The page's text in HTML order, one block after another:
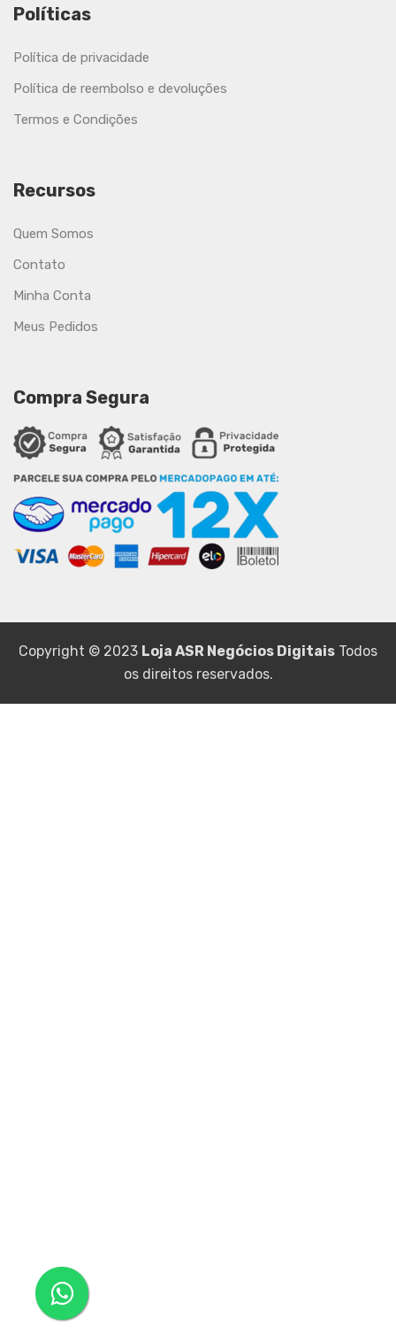
Políticas
Política de privacidade
Política de reembolso e devoluções
Termos e Condições
Recursos
Quem Somos
Contato
Minha Conta
Meus Pedidos
Compra Segura
Copyright © 2023 Loja ASR Negócios Digitais Todos
os direitos reservados.